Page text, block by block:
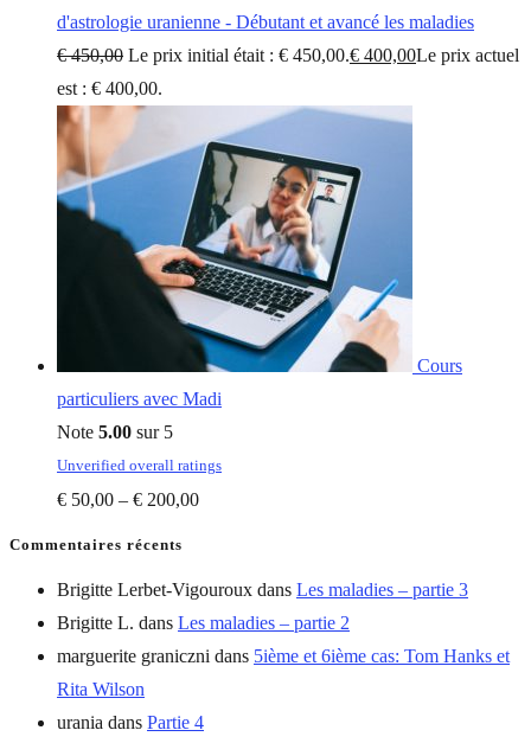
d'astrologie uranienne - Débutant et avancé les maladies
€450,00 Le prix initial était : € 450,00.€ 400,00Le prix actuel
est : € 400,00.
Cours
particuliers avec Madi
Note 5.00 sur 5
Unverified overall ratings
€ 50,00 – € 200,00
Commentaires récents
Brigitte Lerbet-Vigouroux dans Les maladies – partie 3
Brigitte L. dans Les maladies – partie 2
marguerite graniczni dans 5ième et 6ième cas: Tom Hanks et
Rita Wilson
urania dans Partie 4